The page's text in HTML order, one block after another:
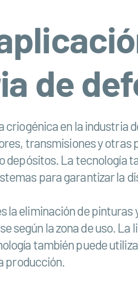
de
en la industria
transmisiones y
depósitos. La tecnología
para garantizar la
la eliminación de
según la zona de uso.
también puede
producción.